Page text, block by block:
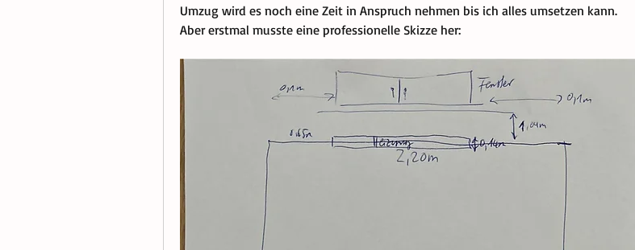
Umzug wird es noch eine Zeit in Anspruch nehmen bis ich alles umsetzen kann.
Aber erstmal musste eine professionelle Skizze her: